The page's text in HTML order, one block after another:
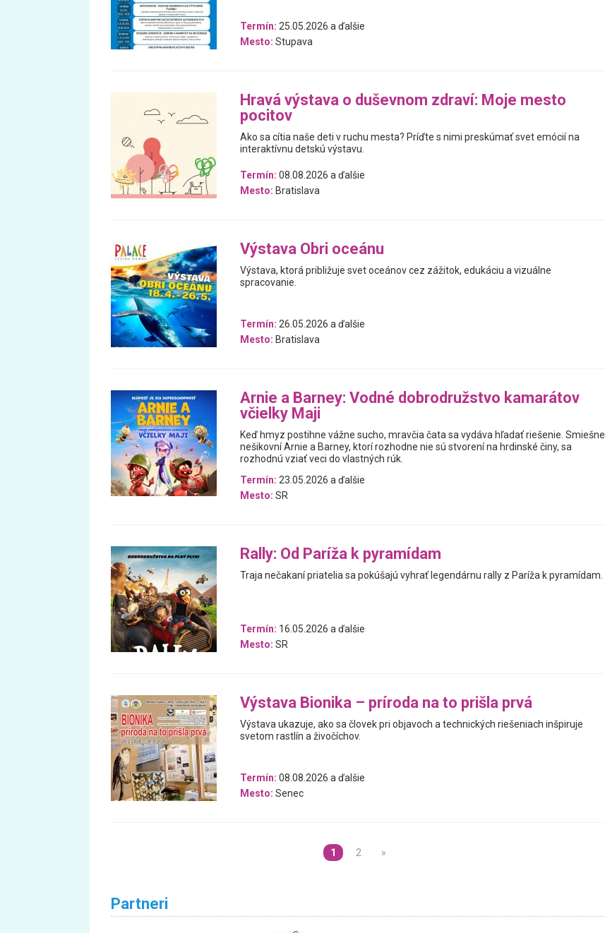
Termín: 25.05.2026 a ďalšie
Mesto: Stupava
Hravá výstava o duševnom zdraví: Moje mesto
pocitov
Ako sa cítia naše deti v ruchu mesta? Príďte s nimi preskúmať svet emócií na
interaktívnu detskú výstavu.
Termín: 08.08.2026 a ďalšie
Mesto: Bratislava
Výstava Obri oceánu
Výstava, ktorá približuje svet oceánov cez zážitok, edukáciu a vizuálne
spracovanie.
Termín: 26.05.2026 a ďalšie
Mesto: Bratislava
Arnie a Barney: Vodné dobrodružstvo kamarátov
včielky Maji
Keď hmyz postihne vážne sucho, mravčia čata sa vydáva hľadať riešenie. Smiešne
nešikovní Arnie a Barney, ktorí rozhodne nie sú stvorení na hrdinské činy, sa
rozhodnú vziať veci do vlastných rúk.
Termín: 23.05.2026 a ďalšie
Mesto: SR
Rally: Od Paríža k pyramídam
Traja nečakaní priatelia sa pokúšajú vyhrať legendárnu rally z Paríža k pyramídam.
Termín: 16.05.2026 a ďalšie
Mesto: SR
Výstava Bionika – príroda na to prišla prvá
Výstava ukazuje, ako sa človek pri objavoch a technických riešeniach inšpiruje
svetom rastlín a živočíchov.
Termín: 08.08.2026 a ďalšie
Mesto: Senec
1 2 »
Partneri